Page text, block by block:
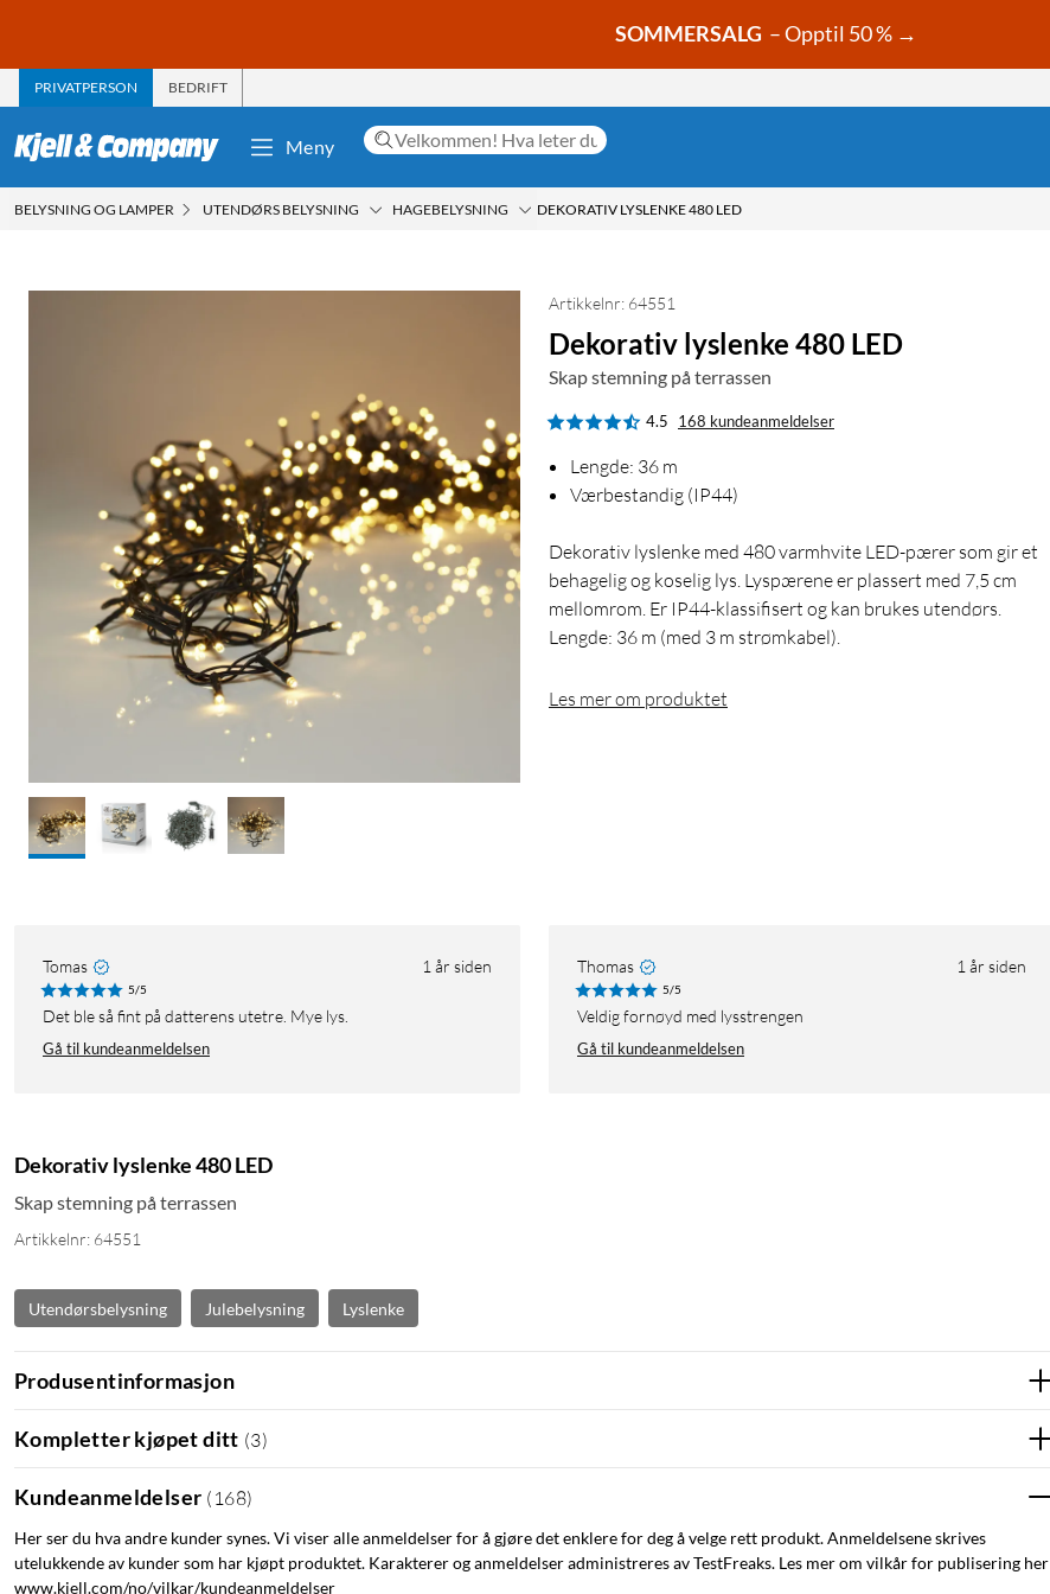
SOMMERSALG – Opptil 50 % →
PRIVATPERSON BEDRIFT
Meny
BELYSNING OG LAMPER UTENDØRS BELYSNING HAGEBELYSNING DEKORATIV LYSLENKE 480 LED
Artikkelnr: 64551
Dekorativ lyslenke 480 LED
Skap stemning på terrassen
4.5 168 kundeanmeldelser
Lengde: 36 m
Værbestandig (IP44)
Dekorativ lyslenke med 480 varmhvite LED-pærer som gir et
behagelig og koselig lys. Lyspærene er plassert med 7,5 cm
mellomrom. Er IP44-klassifisert og kan brukes utendørs.
Lengde: 36 m (med 3 m strømkabel).
Les mer om produktet
Tomas 1 år siden
5/5
Det ble så fint på datterens utetre. Mye lys.
Gå til kundeanmeldelsen
Thomas 1 år siden
5/5
Veldig fornøyd med lysstrengen
Gå til kundeanmeldelsen
Dekorativ lyslenke 480 LED
Skap stemning på terrassen
Artikkelnr: 64551
Utendørsbelysning Julebelysning Lyslenke
Produsentinformasjon
Kompletter kjøpet ditt (3)
Kundeanmeldelser ( 168)
Her ser du hva andre kunder synes. Vi viser alle anmeldelser for å gjøre det enklere for deg å velge rett produkt. Anmeldelsene skrives
utelukkende av kunder som har kjøpt produktet. Karakterer og anmeldelser administreres av TestFreaks. Les mer om vilkår for publisering her
www.kjell.com/no/vilkar/kundeanmeldelser